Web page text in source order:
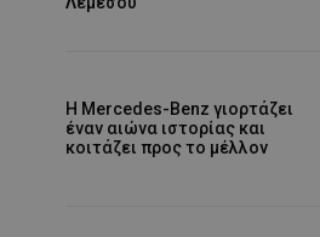
Η Mercedes-Benz γιορτάζει
έναν αιώνα ιστορίας και
κοιτάζει προς το μέλλον